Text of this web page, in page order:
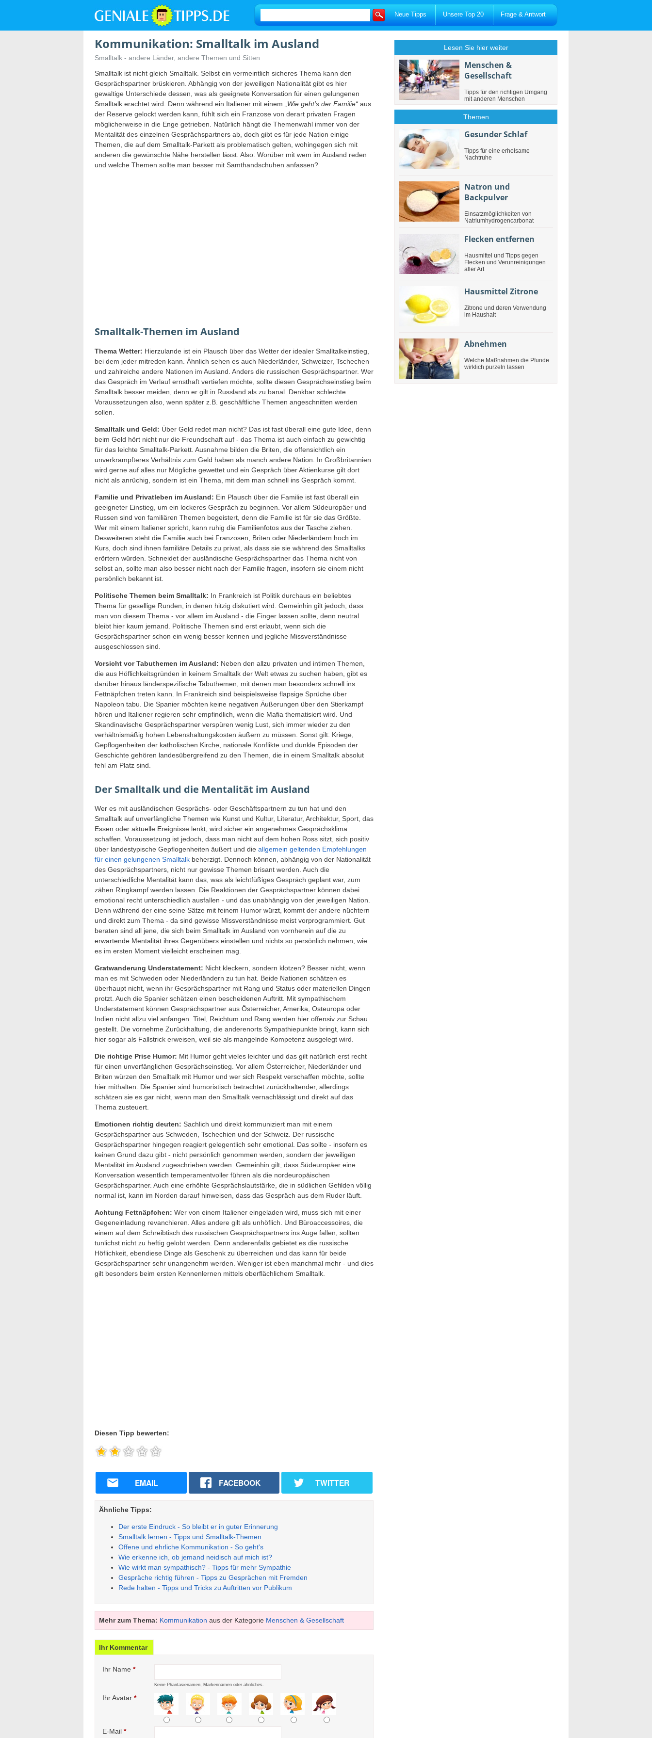
Neue Tipps Unsere Top 20 Frage & Antwort
Kommunikation: Smalltalk im Ausland
Smalltalk - andere Länder, andere Themen und Sitten
Smalltalk ist nicht gleich Smalltalk. Selbst ein vermeintlich sicheres Thema kann den
Gesprächspartner brüskieren. Abhängig von der jeweiligen Nationalität gibt es hier
gewaltige Unterschiede dessen, was als geeignete Konversation für einen gelungenen
Smalltalk erachtet wird. Denn während ein Italiener mit einem
„Wie geht’s der Familie“ aus
der Reserve gelockt werden kann, fühlt sich ein Franzose von derart privaten Fragen
möglicherweise in die Enge getrieben. Natürlich hängt die Themenwahl immer von der
Mentalität des einzelnen Gesprächspartners ab, doch gibt es für jede Nation einige
Themen, die auf dem Smalltalk-Parkett als problematisch gelten, wohingegen sich mit
anderen die gewünschte Nähe herstellen lässt. Also: Worüber mit wem im Ausland reden
und welche Themen sollte man besser mit Samthandschuhen anfassen?
Smalltalk-Themen im Ausland
Thema Wetter: Hierzulande ist ein Plausch über das Wetter der idealer Smalltalkeinstieg,
bei dem jeder mitreden kann. Ähnlich sehen es auch Niederländer, Schweizer, Tschechen
und zahlreiche andere Nationen im Ausland. Anders die russischen Gesprächspartner. Wer
das Gespräch im Verlauf ernsthaft vertiefen möchte, sollte diesen Gesprächseinstieg beim
Smalltalk besser meiden, denn er gilt in Russland als zu banal. Denkbar schlechte
Voraussetzungen also, wenn später z.B. geschäftliche Themen angeschnitten werden
sollen.
Smalltalk und Geld: Über Geld redet man nicht? Das ist fast überall eine gute Idee, denn
beim Geld hört nicht nur die Freundschaft auf - das Thema ist auch einfach zu gewichtig
für das leichte Smalltalk-Parkett. Ausnahme bilden die Briten, die offensichtlich ein
unverkrampfteres Verhältnis zum Geld haben als manch andere Nation. In Großbritannien
wird gerne auf alles nur Mögliche gewettet und ein Gespräch über Aktienkurse gilt dort
nicht als anrüchig, sondern ist ein Thema, mit dem man schnell ins Gespräch kommt.
Familie und Privatleben im Ausland: Ein Plausch über die Familie ist fast überall ein
geeigneter Einstieg, um ein lockeres Gespräch zu beginnen. Vor allem Südeuropäer und
Russen sind von familiären Themen begeistert, denn die Familie ist für sie das Größte.
Wer mit einem Italiener spricht, kann ruhig die Familienfotos aus der Tasche ziehen.
Desweiteren steht die Familie auch bei Franzosen, Briten oder Niederländern hoch im
Kurs, doch sind ihnen familiäre Details zu privat, als dass sie sie während des Smalltalks
erörtern würden. Schneidet der ausländische Gesprächspartner das Thema nicht von
selbst an, sollte man also besser nicht nach der Familie fragen, insofern sie einem nicht
persönlich bekannt ist.
Politische Themen beim Smalltalk: In Frankreich ist Politik durchaus ein beliebtes
Thema für gesellige Runden, in denen hitzig diskutiert wird. Gemeinhin gilt jedoch, dass
man von diesem Thema - vor allem im Ausland - die Finger lassen sollte, denn neutral
bleibt hier kaum jemand. Politische Themen sind erst erlaubt, wenn sich die
Gesprächspartner schon ein wenig besser kennen und jegliche Missverständnisse
ausgeschlossen sind.
Vorsicht vor Tabuthemen im Ausland: Neben den allzu privaten und intimen Themen,
die aus Höflichkeitsgründen in keinem Smalltalk der Welt etwas zu suchen haben, gibt es
darüber hinaus länderspezifische Tabuthemen, mit denen man besonders schnell ins
Fettnäpfchen treten kann. In Frankreich sind beispielsweise flapsige Sprüche über
Napoleon tabu. Die Spanier möchten keine negativen Äußerungen über den Stierkampf
hören und Italiener regieren sehr empfindlich, wenn die Mafia thematisiert wird. Und
Skandinavische Gesprächspartner verspüren wenig Lust, sich immer wieder zu den
verhältnismäßig hohen Lebenshaltungskosten äußern zu müssen. Sonst gilt: Kriege,
Gepflogenheiten der katholischen Kirche, nationale Konflikte und dunkle Episoden der
Geschichte gehören landesübergreifend zu den Themen, die in einem Smalltalk absolut
fehl am Platz sind.
Der Smalltalk und die Mentalität im Ausland
Wer es mit ausländischen Gesprächs- oder Geschäftspartnern zu tun hat und den
Smalltalk auf unverfängliche Themen wie Kunst und Kultur, Literatur, Architektur, Sport, das
Essen oder aktuelle Ereignisse lenkt, wird sicher ein angenehmes Gesprächsklima
schaffen. Voraussetzung ist jedoch, dass man nicht auf dem hohen Ross sitzt, sich positiv
über landestypische Gepflogenheiten äußert und die allgemein geltenden Empfehlungen
für einen gelungenen Smalltalk beherzigt. Dennoch können, abhängig von der Nationalität
des Gesprächspartners, nicht nur gewisse Themen brisant werden. Auch die
unterschiedliche Mentalität kann das, was als leichtfüßiges Gespräch geplant war, zum
zähen Ringkampf werden lassen. Die Reaktionen der Gesprächspartner können dabei
emotional recht unterschiedlich ausfallen - und das unabhängig von der jeweiligen Nation.
Denn während der eine seine Sätze mit feinem Humor würzt, kommt der andere nüchtern
und direkt zum Thema - da sind gewisse Missverständnisse meist vorprogrammiert. Gut
beraten sind all jene, die sich beim Smalltalk im Ausland von vornherein auf die zu
erwartende Mentalität ihres Gegenübers einstellen und nichts so persönlich nehmen, wie
es im ersten Moment vielleicht erscheinen mag.
Gratwanderung Understatement: Nicht kleckern, sondern klotzen? Besser nicht, wenn
man es mit Schweden oder Niederländern zu tun hat. Beide Nationen schätzen es
überhaupt nicht, wenn ihr Gesprächspartner mit Rang und Status oder materiellen Dingen
protzt. Auch die Spanier schätzen einen bescheidenen Auftritt. Mit sympathischem
Understatement können Gesprächspartner aus Österreicher, Amerika, Osteuropa oder
Indien nicht allzu viel anfangen. Titel, Reichtum und Rang werden hier offensiv zur Schau
gestellt. Die vornehme Zurückhaltung, die anderenorts Sympathiepunkte bringt, kann sich
hier sogar als Fallstrick erweisen, weil sie als mangelnde Kompetenz ausgelegt wird.
Die richtige Prise Humor: Mit Humor geht vieles leichter und das gilt natürlich erst recht
für einen unverfänglichen Gesprächseinstieg. Vor allem Österreicher, Niederländer und
Briten würzen den Smalltalk mit Humor und wer sich Respekt verschaffen möchte, sollte
hier mithalten. Die Spanier sind humoristisch betrachtet zurückhaltender, allerdings
schätzen sie es gar nicht, wenn man den Smalltalk vernachlässigt und direkt auf das
Thema zusteuert.
Emotionen richtig deuten: Sachlich und direkt kommuniziert man mit einem
Gesprächspartner aus Schweden, Tschechien und der Schweiz. Der russische
Gesprächspartner hingegen reagiert gelegentlich sehr emotional. Das sollte - insofern es
keinen Grund dazu gibt - nicht persönlich genommen werden, sondern der jeweiligen
Mentalität im Ausland zugeschrieben werden. Gemeinhin gilt, dass Südeuropäer eine
Konversation wesentlich temperamentvoller führen als die nordeuropäischen
Gesprächspartner. Auch eine erhöhte Gesprächslautstärke, die in südlichen Gefilden völlig
normal ist, kann im Norden darauf hinweisen, dass das Gespräch aus dem Ruder läuft.
Achtung Fettnäpfchen: Wer von einem Italiener eingeladen wird, muss sich mit einer
Gegeneinladung revanchieren. Alles andere gilt als unhöflich. Und Büroaccessoires, die
einem auf dem Schreibtisch des russischen Gesprächspartners ins Auge fallen, sollten
tunlichst nicht zu heftig gelobt werden. Denn anderenfalls gebietet es die russische
Höflichkeit, ebendiese Dinge als Geschenk zu überreichen und das kann für beide
Gesprächspartner sehr unangenehm werden. Weniger ist eben manchmal mehr - und dies
gilt besonders beim ersten Kennenlernen mittels oberflächlichem Smalltalk.
Diesen Tipp bewerten:
EMAIL FACEBOOK TWITTER
Ähnliche Tipps:
Der erste Eindruck - So bleibt er in guter Erinnerung
Smalltalk lernen - Tipps und Smalltalk-Themen
Offene und ehrliche Kommunikation - So geht's
Wie erkenne ich, ob jemand neidisch auf mich ist?
Wie wirkt man sympathisch? - Tipps für mehr Sympathie
Gespräche richtig führen - Tipps zu Gesprächen mit Fremden
Rede halten - Tipps und Tricks zu Auftritten vor Publikum
Mehr zum Thema: Kommunikation aus der Kategorie Menschen & Gesellschaft
Ihr Kommentar
Ihr Name *
Keine Phantasienamen, Markennamen oder ähnliches.
Ihr Avatar *
E-Mail *
Lesen Sie hier weiter
Menschen &
Gesellschaft
Tipps für den richtigen Umgang
mit anderen Menschen
Themen
Gesunder Schlaf
Tipps für eine erholsame
Nachtruhe
Natron und
Backpulver
Einsatzmöglichkeiten von
Natriumhydrogencarbonat
Flecken entfernen
Hausmittel und Tipps gegen
Flecken und Verunreinigungen
aller Art
Hausmittel Zitrone
Zitrone und deren Verwendung
im Haushalt
Abnehmen
Welche Maßnahmen die Pfunde
wirklich purzeln lassen